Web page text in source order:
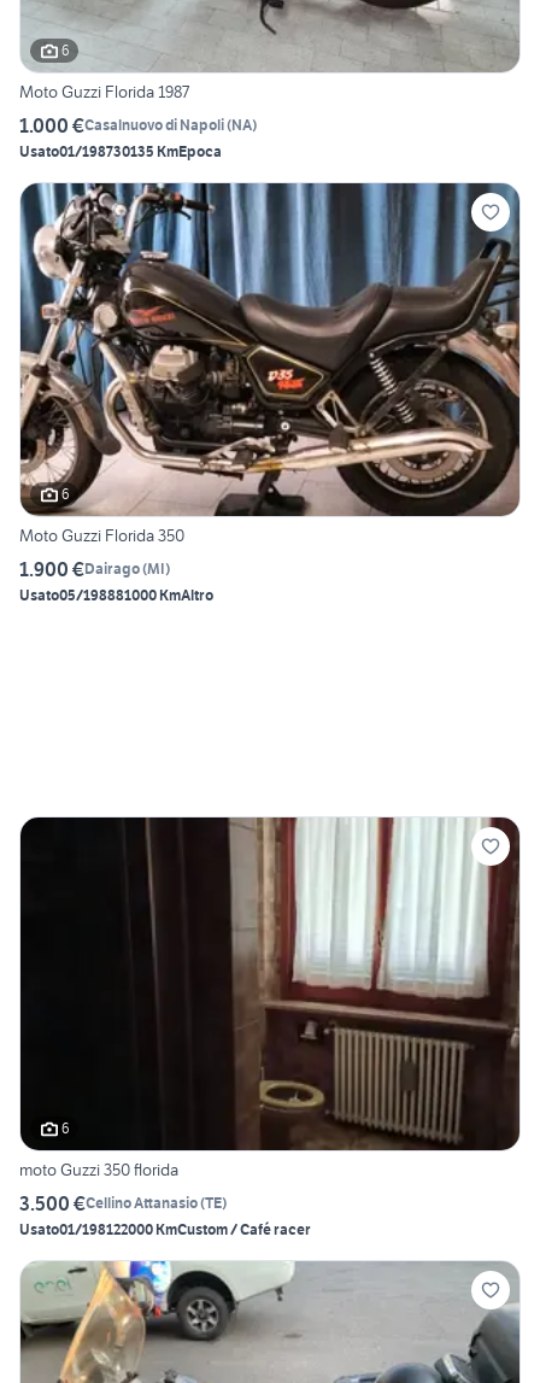
6
Moto Guzzi Florida 1987
1.000 €Casalnuovo di Napoli(NA)
Usato01/198730135 KmEpoca
6
Moto Guzzi Florida 350
1.900 €Dairago(MI)
Usato05/198881000 KmAltro
6
moto Guzzi 350 florida
3.500 €Cellino Attanasio(TE)
Usato01/198122000 KmCustom / Café racer